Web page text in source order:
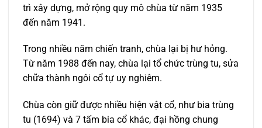
trì xây dựng, mở rộng quy mô chùa từ năm 1935
đến năm 1941.
Trong nhiều năm chiến tranh, chùa lại bị hư hỏng.
Từ năm 1988 đến nay, chùa lại tổ chức trùng tu, sửa
chữa thành ngôi cổ tự uy nghiêm.
Chùa còn giữ được nhiều hiện vật cổ, như bia trùng
tu (1694) và 7 tấm bia cổ khác, đại hồng chung